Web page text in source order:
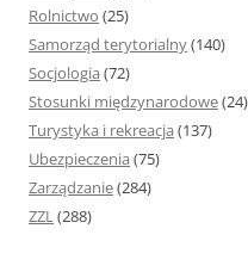
Rolnictwo (25)
Samorząd terytorialny(140)
Socjologia (72)
Stosunki międzynarodowe(24)
Turystyka i rekreacja (137)
Ubezpieczenia (75)
Zarządzanie(284)
ZZL(288)